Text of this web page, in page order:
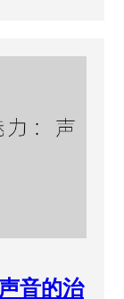
音的治